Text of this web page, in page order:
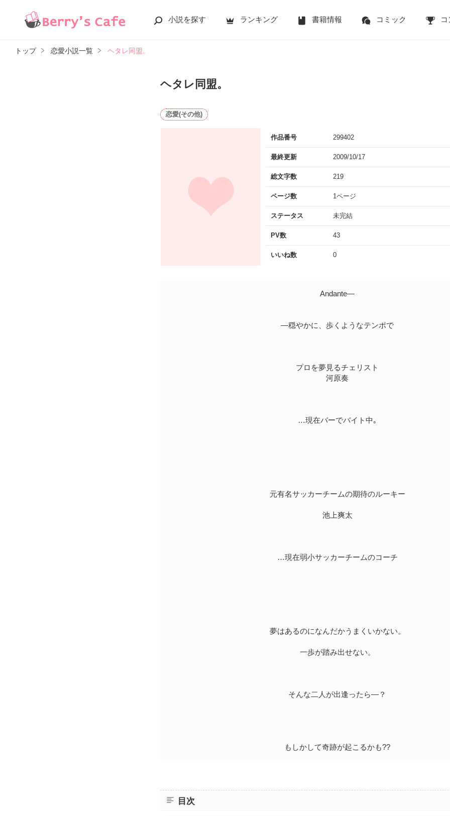
小説を探す ランキング 書籍情報 コミック コ
トップ 恋愛小説一覧 ヘタレ同盟。
ヘタレ同盟。
恋愛(その他)
作品番号 299402
最終更新 2009/10/17
総文字数 219
ページ数 1ページ
ステータス 未完結
PV数 43
いいね数 0
Andante―
―穏やかに、歩くようなテンポで
プロを夢見るチェリスト
河原奏
…現在バーでバイト中｡
元有名サッカーチームの期待のルーキー
池上爽太
…現在弱小サッカーチームのコーチ
夢はあるのになんだかうまくいかない。
一歩が踏み出せない。
そんな二人が出逢ったら―？
もしかして奇跡が起こるかも??
目次